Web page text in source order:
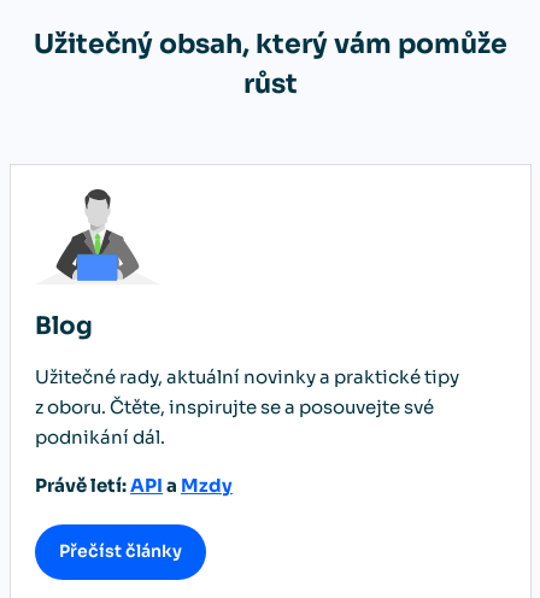
Užitečný obsah, který vám pomůže
růst
Blog
Užitečné rady, aktuální novinky a praktické tipy
z oboru. Čtěte, inspirujte se a posouvejte své
podnikání dál.
Právě letí:API a Mzdy
Přečíst články